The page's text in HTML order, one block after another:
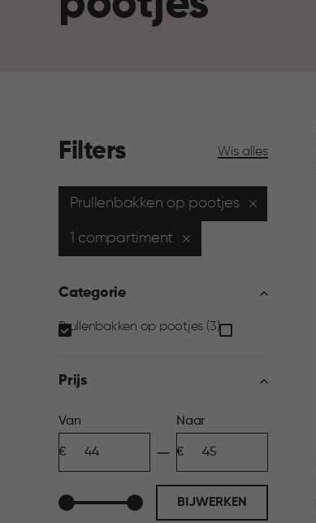
Filters Wis alles
Prullenbakken op pootjes
1 compartiment
Categorie
Categorie
filter
Prullenbakken op pootjes (3)
Prijs
Prijs
filter
Van
Naar
BIJWERKEN